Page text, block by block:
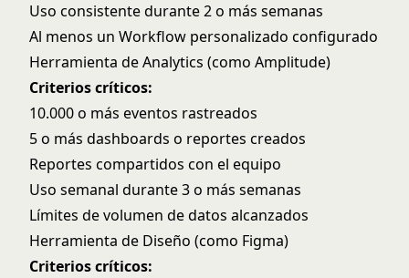
Uso consistente durante 2 o más semanas
Al menos un Workflow personalizado configurado
Herramienta de Analytics (como Amplitude)
Criterios críticos:
10.000 o más eventos rastreados
5 o más dashboards o reportes creados
Reportes compartidos con el equipo
Uso semanal durante 3 o más semanas
Límites de volumen de datos alcanzados
Herramienta de Diseño (como Figma)
Criterios críticos: